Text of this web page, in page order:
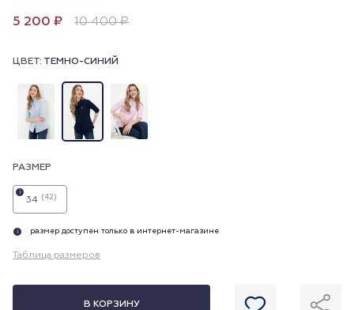
5 200 ₽ 10 400 ₽
ЦВЕТ: ТЕМНО-СИНИЙ
РАЗМЕР
34 (42)
i
i размер доступен только в интернет-магазине
Таблица размеров
В КОРЗИНУ